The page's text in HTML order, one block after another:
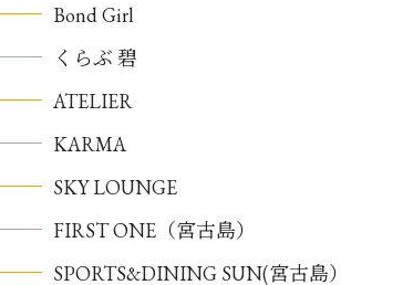
Bond Girl
くらぶ 碧
ATELIER
KARMA
SKY LOUNGE
FIRST ONE（宮古島）
SPORTS&DINING SUN(宮古島）